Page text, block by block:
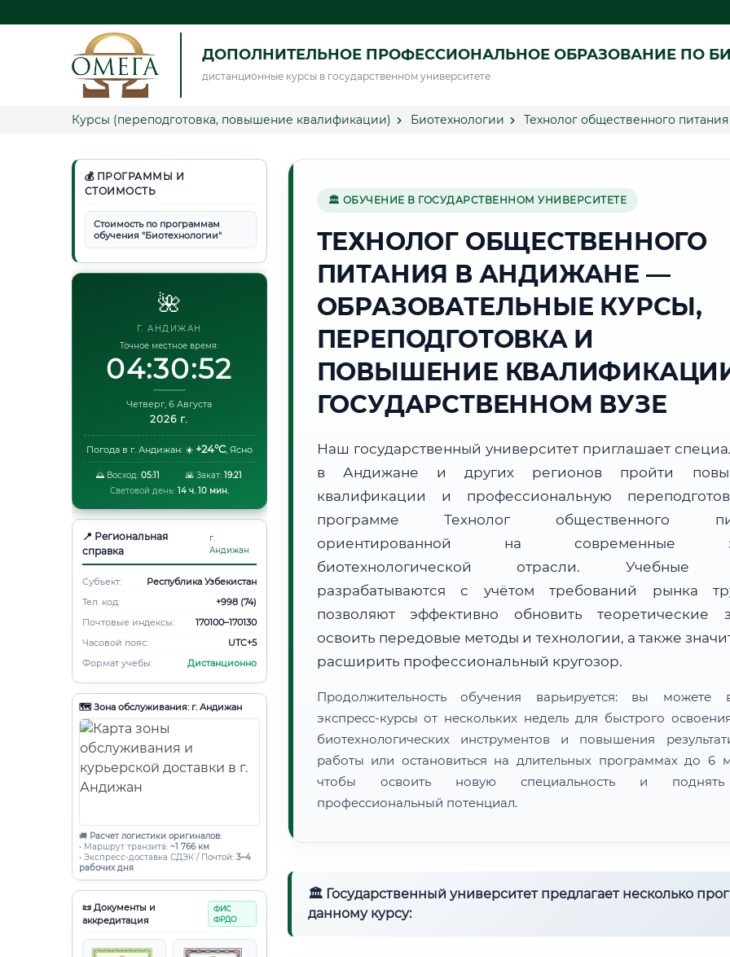
ДОПОЛНИТЕЛЬНОЕ ПРОФЕССИОНАЛЬНОЕ ОБРАЗОВАНИЕ ПО
дистанционные курсы в государственном университете
Курсы (переподготовка, повышение квалификации) Биотехнологии Технолог общественного
💰 ПРОГРАММЫ И
СТОИМОСТЬ
Стоимость по программам
обучения "Биотехнологии"
🌺
Г. АНДИЖАН
Точное местное время:
04:30:53
Четверг, 6 Августа
2026 г.
Погода в г. Андижан: ☀️ +24°C, Ясно
🌅 Восход:05:11 🌇 Закат: 19:21
Световой день: 14 ч. 10 мин.
📍 Региональная
справка
г.
Андижан
Субъект:
Республика Узбекистан
Тел. код:
+998 (74)
Почтовые индексы:
170100–170130
Часовой пояс:
UTC+5
Формат учебы:
Дистанционно
🗺️ Зона обслуживания: г. Андижан
🚚 Расчет логистики оригиналов:
• Маршрут транзита: ~1 766 км
• Экспресс-доставка СДЭК / Почтой: 3–4
рабочих дня
📜 Документы и
аккредитация
ФИС
ФРДО
🏛 ОБУЧЕНИЕ В ГОСУДАРСТВЕННОМ УНИВЕРСИТЕТЕ
ТЕХНОЛОГ ОБЩЕСТВЕННОГО
ПИТАНИЯ В АНДИЖАНЕ —
ОБРАЗОВАТЕЛЬНЫЕ КУРСЫ,
ПЕРЕПОДГОТОВКА И
ПОВЫШЕНИЕ
ГОСУДАРСТВЕННОМ ВУЗЕ
Наш государственный университет приглашает
в Андижане и других регионов пройти
квалификации и профессиональную
программе Технолог общественного
ориентированной на современные
биотехнологической отрасли. Учебные
разрабатываются с учётом требований рынка
позволяют эффективно обновить теоретические
освоить передовые методы и технологии, а также
расширить профессиональный кругозор.
Продолжительность обучения варьируется: вы можете
экспресс-курсы от нескольких недель для быстрого
биотехнологических инструментов и повышения
работы или остановиться на длительных программах до 6
чтобы освоить новую специальность и
профессиональный потенциал.
🏛 Государственный университет предлагает несколько
данному курсу: